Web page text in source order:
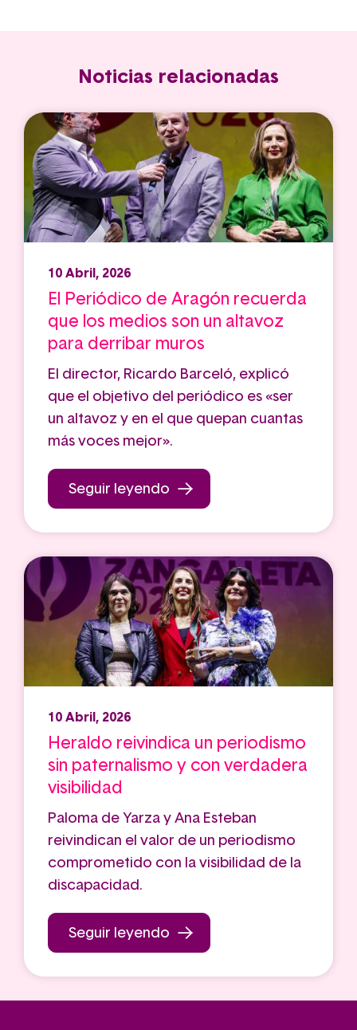
Noticias relacionadas
10 Abril, 2026
El Periódico de Aragón recuerda
que los medios son un altavoz
para derribar muros
El director, Ricardo Barceló, explicó
que el objetivo del periódico es «ser
un altavoz y en el que quepan cuantas
más voces mejor».
Seguir leyendo
10 Abril, 2026
Heraldo reivindica un periodismo
sin paternalismo y con verdadera
visibilidad
Paloma de Yarza y Ana Esteban
reivindican el valor de un periodismo
comprometido con la visibilidad de la
discapacidad.
Seguir leyendo